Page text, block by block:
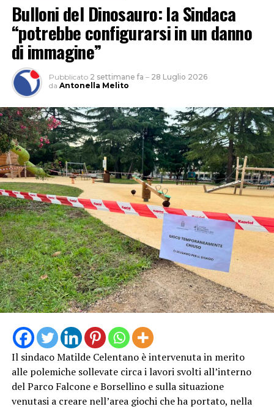
Bulloni del Dinosauro: la Sindaca
“potrebbe configurarsi in un danno
di immagine”
Pubblicato 2 settimane fa – 28 Luglio 2026
da Antonella Melito
Il sindaco Matilde Celentano è intervenuta in merito
alle polemiche sollevate circa i lavori svolti all’interno
del Parco Falcone e Borsellino e sulla situazione
venutasi a creare nell’area giochi che ha portato, nella